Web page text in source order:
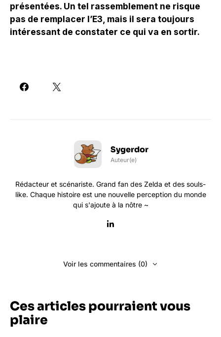
présentées. Un tel rassemblement ne risque
pas de remplacer l’E3, mais il sera toujours
intéressant de constater ce qui va en sortir.
Sygerdor
Auteur(e)
Rédacteur et scénariste. Grand fan des Zelda et des souls-
like. Chaque histoire est une nouvelle perception du monde
qui s'ajoute à la nôtre ~
Voir les commentaires (0)
Ces articles pourraient vous
plaire